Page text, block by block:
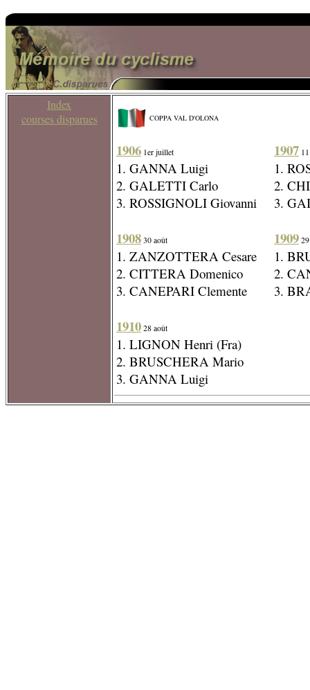
Index
courses disparues
COPPA VAL D'OLONA
1906 1er juillet
1. GANNA Luigi
2. GALETTI Carlo
3. ROSSIGNOLI Giovanni
1908 30 août
1. ZANZOTTERA Cesare
2. CITTERA Domenico
3. CANEPARI Clemente
1910 28 août
1. LIGNON Henri (Fra)
2. BRUSCHERA Mario
3. GANNA Luigi
1907
1.
2.
3.
1909
1.
2.
3.